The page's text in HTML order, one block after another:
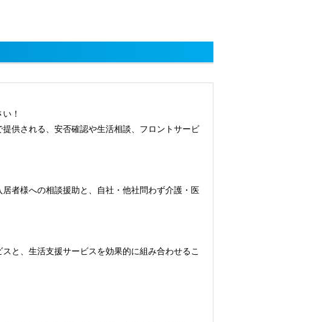
！
供される、安否確認や生活相談、フロントサービ
者様への相談援助と、自社・他社問わず介護・医
と、生活支援サービスを効果的に組み合わせるこ